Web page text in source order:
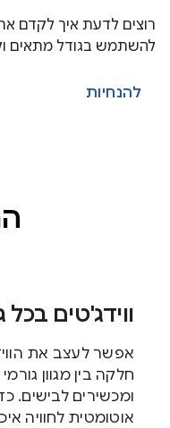
רוצים לדעת איך לקדם את
להשתמש בגודל מתאים
להנחיות
ווידג'טים בכל
אפשר לעצב את
חלקה בין מגוון
ומכשירים לבישים.
אוטומטית לחוויה